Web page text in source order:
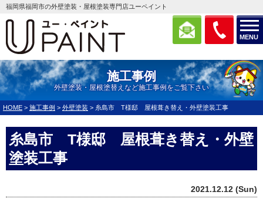
MENU
福岡県福岡市の外壁塗装・屋根塗装専門店ユーペイント
施工事例
外壁塗装・屋根塗替えなど施工事例をご覧下さい
HOME > 施工事例 > 外壁塗装 > 糸島市 T様邸 屋根葺き替え・外壁塗装工事
糸島市 T様邸 屋根葺き替え・外壁
塗装工事
2021.12.12 (Sun)